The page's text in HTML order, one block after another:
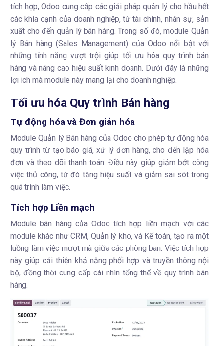
tích hợp, Odoo cung cấp các giải pháp quản lý cho hầu hết
các khía cạnh của doanh nghiệp, từ tài chính, nhân sự, sản
xuất cho đến quản lý bán hàng. Trong số đó, module Quản
lý Bán hàng (Sales Management) của Odoo nổi bật với
những tính năng vượt trội giúp tối ưu hóa quy trình bán
hàng và nâng cao hiệu suất kinh doanh. Dưới đây là những
lợi ích mà module này mang lại cho doanh nghiệp.
Tối ưu hóa Quy trình Bán hàng
Tự động hóa và Đơn giản hóa
Module Quản lý Bán hàng của Odoo cho phép tự động hóa
quy trình từ tạo báo giá, xử lý đơn hàng, cho đến lập hóa
đơn và theo dõi thanh toán. Điều này giúp giảm bớt công
việc thủ công, từ đó tăng hiệu suất và giảm sai sót trong
quá trình làm việc.
Tích hợp Liền mạch
Module bán hàng của Odoo tích hợp liền mạch với các
module khác như CRM, Quản lý kho, và Kế toán, tạo ra một
luồng làm việc mượt mà giữa các phòng ban. Việc tích hợp
này giúp cải thiện khả năng phối hợp và truyền thông nội
bộ, đồng thời cung cấp cái nhìn tổng thể về quy trình bán
hàng.